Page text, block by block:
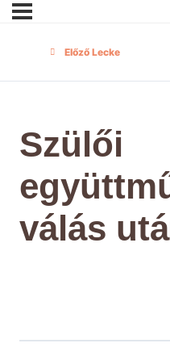
Előző Lecke
Szülői
válás